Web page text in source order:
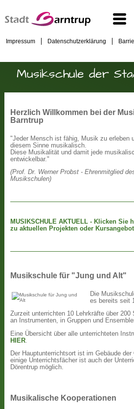
Impressum Datenschutzerklärung
Musikschule der
Herzlich Willkommen bei der
Barntrup
"Jeder Mensch ist fähig, Musik zu erleben
diesem Sinne musikalisch.
Diese Musikalität und damit jede
entwickelbar."
(Prof. Dr. Werner Probst - Ehrenmitglied
Musikschulen)
MUSIKSCHULE AKTUELL - Klicken Sie
zu aktuellen Projekten oder
Musikschule für "Jung und Alt"
Die
es bereits seit
Zurzeit unterrichten 10 Lehrkräfte über 200
an Instrumenten, in Gruppen und
Eine Übersicht über alle unterrichteten
HIER
Der Hauptunterrichtsort ist im Gebäude
einige Unterrichtsfächer ist auch der
Dörentrup möglich.
Musikalische Kooperationen